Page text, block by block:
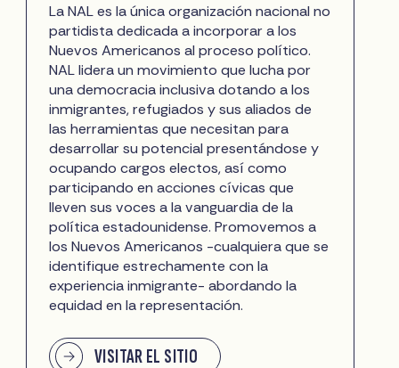
La NAL es la única organización nacional no
partidista dedicada a incorporar a los
Nuevos Americanos al proceso político.
NAL lidera un movimiento que lucha por
una democracia inclusiva dotando a los
inmigrantes, refugiados y sus aliados de
las herramientas que necesitan para
desarrollar su potencial presentándose y
ocupando cargos electos, así como
participando en acciones cívicas que
lleven sus voces a la vanguardia de la
política estadounidense. Promovemos a
los Nuevos Americanos -cualquiera que se
identifique estrechamente con la
experiencia inmigrante- abordando la
equidad en la representación.
VISITAR EL SITIO